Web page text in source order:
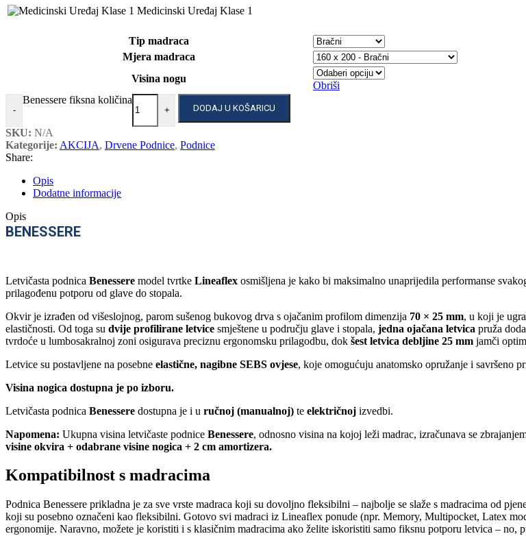
Medicinski Uređaj Klase 1
Tip madraca
Mjera madraca
Visina nogu
Obriši
-
Benessere fiksna količina
+ DODAJ U KOŠARICU
SKU: N/A
Kategorije: AKCIJA, Drvene Podnice, Podnice
Share:
Opis
Dodatne informacije
Opis
BENESSERE
Letvičasta podnica Benessere model tvrtke Lineaflex osmišljena je kako bi maksimalno unaprijedila performanse
prilagođenu potporu od glave do stopala.
Okvir je izrađen od višeslojnog, parom sušenog bukovog drva s ojačanim profilom dimenzija 70 × 25 mm, u koji je
elastičnosti. Od toga su dvije profilirane letvice smještene u području glave i stopala, jedna ojačana letvica pruža
tvrdoće u lumbosakralnoj zoni osigurava preciznu ergonomsku prilagodbu, dok šest letvica debljine 25 mm jamči
Letvice su postavljene na posebne elastične, nagibne SEBS ovjese, koje omogućuju anatomsko opružanje i savršeno
Visina nogica dostupna je po izboru.
Letvičasta podnica Benessere dostupna je i u ručnoj (manualnoj) te električnoj izvedbi.
Napomena: Ukupna visina letvičaste podnice Benessere, odnosno visina na kojoj leži madrac, izračunava se
visine okvira + odabrane visine nogica + 2 cm amortizera.
Kompatibilnost s madracima
Podnica Benessere prikladna je za sve vrste madraca koji su dovoljno fleksibilni – najbolje se slaže s madracima od
koji su posebno označeni kao fleksibilni. Gotovo svi madraci iz Lineaflex ponude (npr. Memory, Multipocket, Latex
ergonomije. Naravno, možete je koristiti i s klasičnim madracima ako želite iskoristiti samo fiksnu potporu letvica – no,